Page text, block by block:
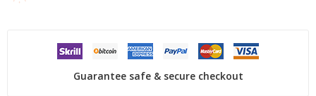
Guarantee safe & secure checkout